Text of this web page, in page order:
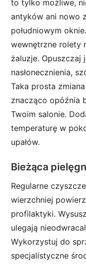
to tylko możliwe,
antyków ani nowo
południowym
wewnętrzne rolety
żaluzje. Opuszczaj
nasłonecznienia,
Taka prosta
znacząco opóźnia
Twoim salonie.
temperaturę w
upałów.
Bieżąca
Regularne
wierzchniej
profilaktyki.
ulegają
Wykorzystuj do
specjalistyczne